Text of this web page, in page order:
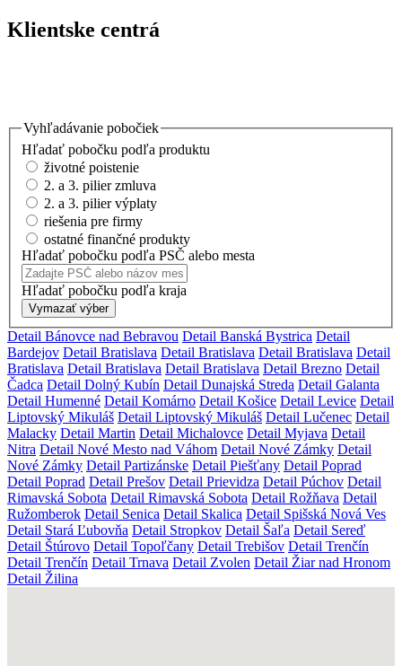
Klientske centrá
Vyhľadávanie pobočiek
Hľadať pobočku podľa produktu
životné poistenie
2. a 3. pilier zmluva
2. a 3. pilier výplaty
riešenia pre firmy
ostatné finančné produkty
Hľadať pobočku podľa PSČ alebo mesta
Hľadať pobočku podľa kraja
Vymazať výber
Detail Bánovce nad Bebravou Detail Banská Bystrica Detail
Bardejov Detail Bratislava Detail Bratislava Detail Bratislava Detail
Bratislava Detail Bratislava Detail Bratislava Detail Brezno Detail
Čadca Detail Dolný Kubín Detail Dunajská Streda Detail Galanta
Detail Humenné Detail Komárno Detail Košice Detail Levice Detail
Liptovský Mikuláš Detail Liptovský Mikuláš Detail Lučenec Detail
Malacky Detail Martin Detail Michalovce Detail Myjava Detail
Nitra Detail Nové Mesto nad Váhom Detail Nové Zámky Detail
Nové Zámky Detail Partizánske Detail Piešťany Detail Poprad
Detail Poprad Detail Prešov Detail Prievidza Detail Púchov Detail
Rimavská Sobota Detail Rimavská Sobota Detail Rožňava Detail
Ružomberok Detail Senica Detail Skalica Detail Spišská Nová Ves
Detail Stará Ľubovňa Detail Stropkov Detail Šaľa Detail Sereď
Detail Štúrovo Detail Topoľčany Detail Trebišov Detail Trenčín
Detail Trenčín Detail Trnava Detail Zvolen Detail Žiar nad Hronom
Detail Žilina